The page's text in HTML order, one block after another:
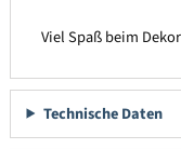
Viel Spaß beim
Technische Daten